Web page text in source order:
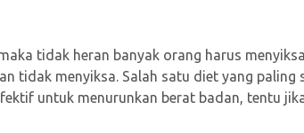
tidak heran banyak orang harus
tidak menyiksa. Salah satu diet yang paling
untuk menurunkan berat badan, tentu